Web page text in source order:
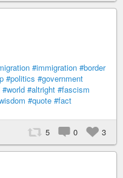
#immigration #border
#politics #government
#world #altright #fascism
#quote #fact
5 0 3